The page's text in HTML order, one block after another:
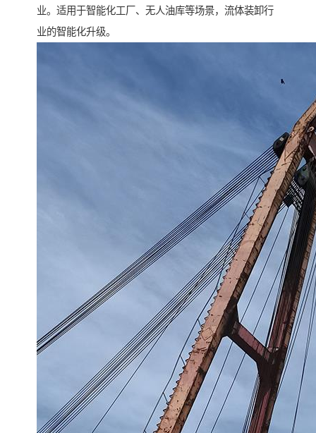
业。适用于智能化工厂、无人油库等场景，流体装卸行
业的智能化升级。